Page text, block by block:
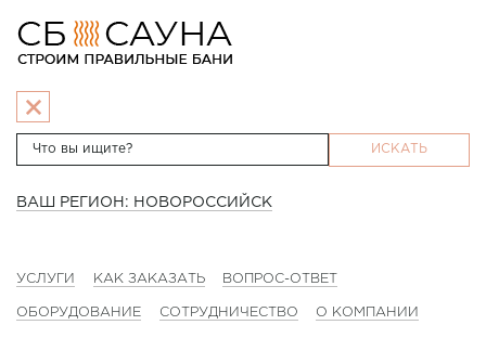
ИСКАТЬ
ВАШ РЕГИОН: НОВОРОССИЙСК
УСЛУГИ КАК ЗАКАЗАТЬ ВОПРОС-ОТВЕТ
ОБОРУДОВАНИЕ СОТРУДНИЧЕСТВО О КОМПАНИИ